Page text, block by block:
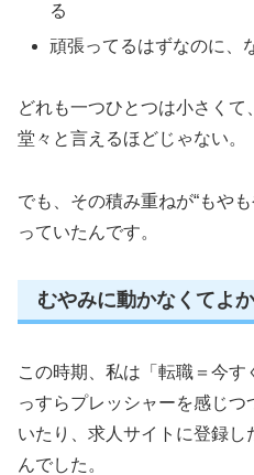
る
頑張ってるはずなのに、
どれも一つひとつは小さくて
堂々と言えるほどじゃない。
でも、その積み重ねが“もや
っていたんです。
むやみに動かなくてよ
この時期、私は「転職＝今す
っすらプレッシャーを感じつ
いたり、求人サイトに登録
んでした。